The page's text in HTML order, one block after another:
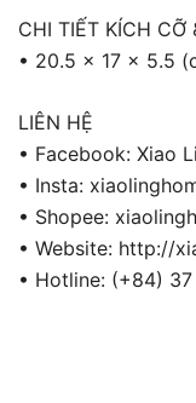
CHI TIẾT KÍCH CỠ
• 20.5 x 17 x 5.5
LIÊN HỆ
• Facebook: Xiao
• Insta:
• Shopee:
• Website: http://
• Hotline: (+84)